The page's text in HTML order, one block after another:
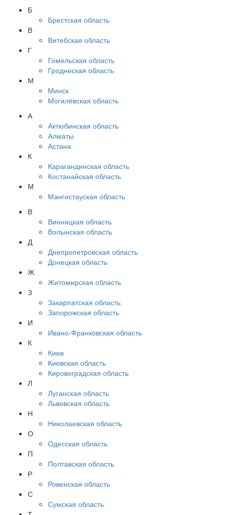
Б
Брестская область
В
Витебская область
Г
Гомельская область
Гроднеская область
М
Минск
Могилёвская область
А
Актюбинская область
Алматы
Астана
К
Карагандинская область
Костанайская область
М
Мангистауская область
В
Винницкая область
Волынская область
Д
Днепропетровская область
Донецкая область
Ж
Житомирская область
З
Закарпатская область
Запорожская область
И
Ивано-Франковская область
К
Киев
Киевская область
Кировоградская область
Л
Луганская область
Львовская область
Н
Николаевская область
О
Одесская область
П
Полтавская область
Р
Ровенская область
С
Сумская область